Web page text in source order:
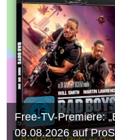
Free-TV-Premiere:
09.08.2026 auf